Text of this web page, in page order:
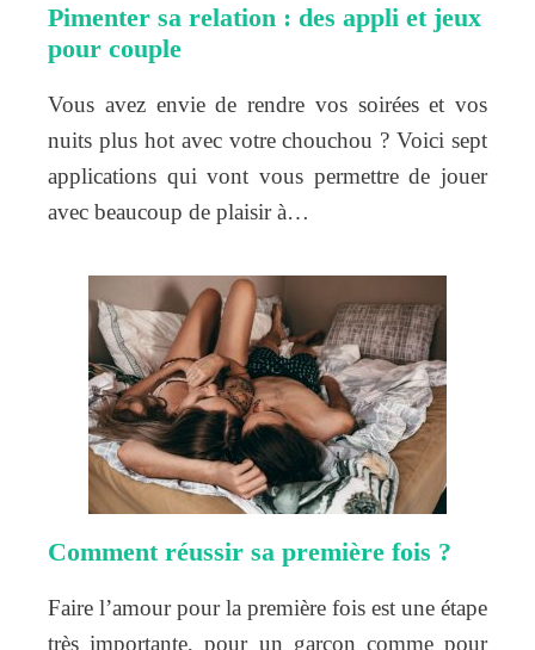
Pimenter sa relation : des appli et jeux
pour couple
Vous avez envie de rendre vos soirées et vos
nuits plus hot avec votre chouchou ? Voici sept
applications qui vont vous permettre de jouer
avec beaucoup de plaisir à…
Comment réussir sa première fois ?
Faire l’amour pour la première fois est une étape
très importante, pour un garçon comme pour